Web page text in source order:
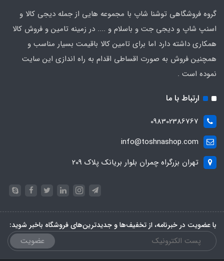
گروه فروشگاهی توشنا شاپ با مجموعه هایی از جمله دیجی کالا و
اسنپ شاپ و دیجی جت و باسلام و .... در زمینه تامین و فروش کالا
همکاری داشته دارد اما برای تامین کالا باقیمت بسیار مناسب و
همچنین فروش به صورت اقساطی اقدام به راه اندازی این سایت
نموده است .
ارتباط با ما
098302386767
info@toshnashop.com
تهران بزرگراه چمران بلوار بریانک پلاک 209
با عضویت در خبرنامه، از تخفیف‌ها و جدیدترین‌های فروشگاه باخبر شوید:
عضویت